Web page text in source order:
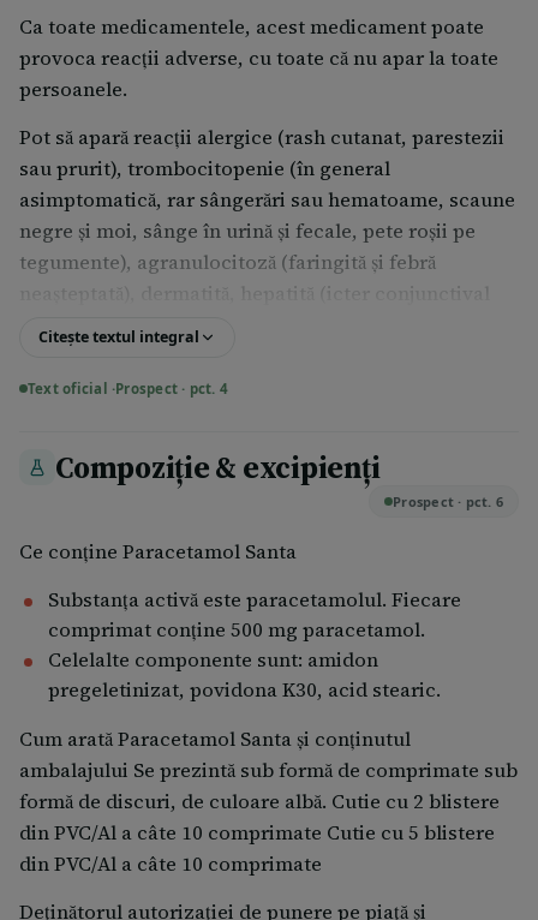
Ca toate medicamentele, acest medicament poate
provoca reacții adverse, cu toate că nu apar la toate
persoanele.
Pot să apară reacții alergice (rash cutanat, parestezii
sau prurit), trombocitopenie (în general
asimptomatică, rar sângerări sau hematoame, scaune
negre și moi, sânge în urină și fecale, pete roșii pe
tegumente), agranulocitoză (faringită și febră
neașteptată), dermatită, hepatită (icter conjunctival
sau tegumentar), colică renală (algie lombară
anurie), piurie sterilă. La doze mari și tratament
funcției renale până la insuficiență renală cronică
(nefropatie caracteristică analgezicelor), în special la
persoanele cu afectarea preexistentă a rinichiului. Au
fost raportate cazuri rare de sindrom Stevens
exantematoasă acută generalizată.
Raportarea reacţiilor adverse Dacă manifestați orice
reacții adverse, adresați-vă medicului dumneavoastră
adverse nemenționate în acest prospect. De
asemenea, puteți raporta reacțiile adverse direct prin
intermediul sistemului național de raportare: Agenţia
Naţională a Medicamentului şi a Dispozitivelor
Medicale din România Str. Aviator Sănătescu nr. 48,
sector 1 Bucureşti 011478-RO e-mail: adr@anm.ro
Citește textul integral
Text oficial ·Prospect · pct. 4
Compoziție & excipienți
Prospect · pct. 6
Ce conține Paracetamol Santa
Substanța activă este paracetamolul. Fiecare
comprimat conține 500 mg paracetamol.
Celelalte componente sunt: amidon
pregeletinizat, povidona K30, acid stearic.
Cum arată Paracetamol Santa și conținutul
ambalajului Se prezintă sub formă de comprimate sub
formă de discuri, de culoare albă. Cutie cu 2 blistere
din PVC/Al a câte 10 comprimate Cutie cu 5 blistere
din PVC/Al a câte 10 comprimate
Deţinătorul autorizaţiei de punere pe piaţă şi